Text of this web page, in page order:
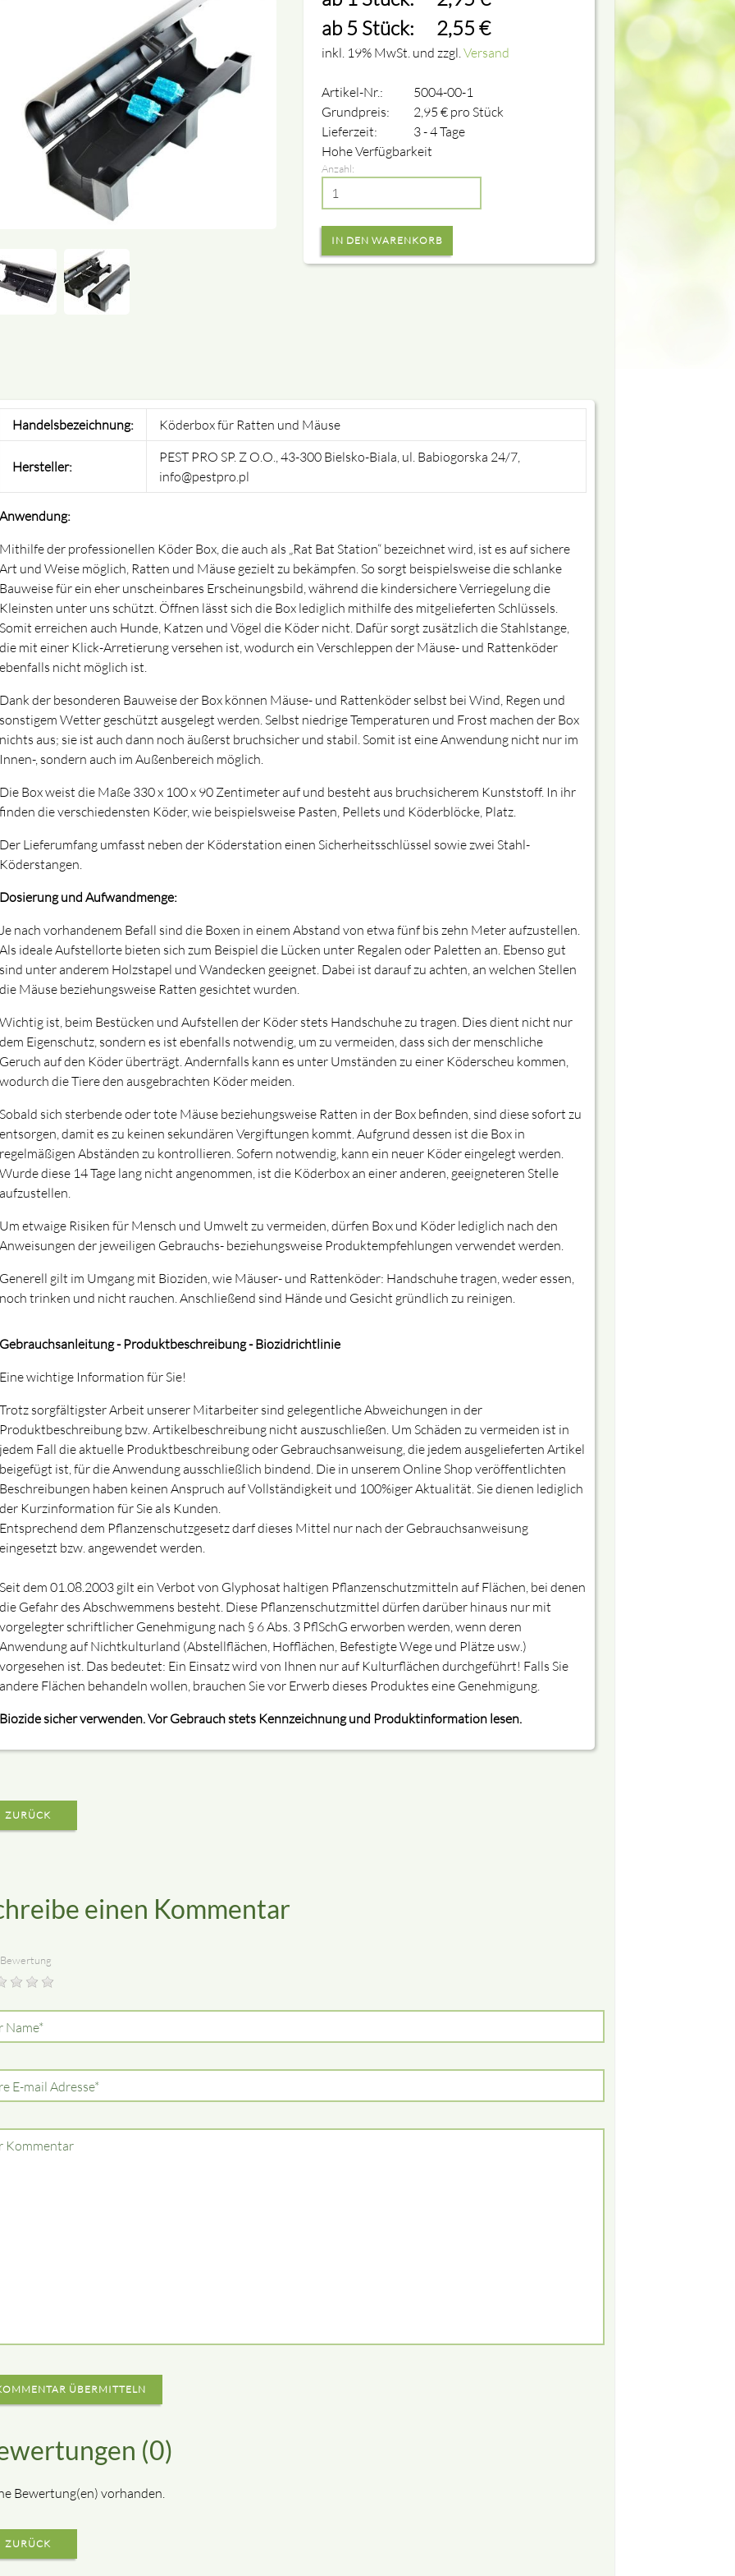
ab 5 Stück:
2,55 €
inkl. 19% MwSt. und zzgl.Versand
Artikel-Nr.:
5004-00-1
Grundpreis:
2,95 €pro Stück
Lieferzeit:
3 - 4 Tage
Hohe Verfügbarkeit
Anzahl:
Handelsbezeichnung: Köderbox für Ratten und Mäuse
Hersteller:
PEST PRO SP. Z O.O., 43-300 Bielsko-Biala, ul. Babiogorska 24/7,
info@pestpro.pl
Anwendung:
Mithilfe der professionellen Köder Box, die auch als „Rat Bat Station“ bezeichnet wird, ist es auf sichere
Art und Weise möglich, Ratten und Mäuse gezielt zu bekämpfen. So sorgt beispielsweise die schlanke
Bauweise für ein eher unscheinbares Erscheinungsbild, während die kindersichere Verriegelung die
Kleinsten unter uns schützt. Öffnen lässt sich die Box lediglich mithilfe des mitgelieferten Schlüssels.
Somit erreichen auch Hunde, Katzen und Vögel die Köder nicht. Dafür sorgt zusätzlich die Stahlstange,
die mit einer Klick-Arretierung versehen ist, wodurch ein Verschleppen der Mäuse- und Rattenköder
ebenfalls nicht möglich ist.
Dank der besonderen Bauweise der Box können Mäuse- und Rattenköder selbst bei Wind, Regen und
sonstigem Wetter geschützt ausgelegt werden. Selbst niedrige Temperaturen und Frost machen der Box
nichts aus; sie ist auch dann noch äußerst bruchsicher und stabil. Somit ist eine Anwendung nicht nur im
Innen-, sondern auch im Außenbereich möglich.
Die Box weist die Maße 330 x 100 x 90 Zentimeter auf und besteht aus bruchsicherem Kunststoff. In ihr
finden die verschiedensten Köder, wie beispielsweise Pasten, Pellets und Köderblöcke, Platz.
Der Lieferumfang umfasst neben der Köderstation einen Sicherheitsschlüssel sowie zwei Stahl-
Köderstangen.
Dosierung und Aufwandmenge:
Je nach vorhandenem Befall sind die Boxen in einem Abstand von etwa fünf bis zehn Meter aufzustellen.
Als ideale Aufstellorte bieten sich zum Beispiel die Lücken unter Regalen oder Paletten an. Ebenso gut
sind unter anderem Holzstapel und Wandecken geeignet. Dabei ist darauf zu achten, an welchen Stellen
die Mäuse beziehungsweise Ratten gesichtet wurden.
Wichtig ist, beim Bestücken und Aufstellen der Köder stets Handschuhe zu tragen. Dies dient nicht nur
dem Eigenschutz, sondern es ist ebenfalls notwendig, um zu vermeiden, dass sich der menschliche
Geruch auf den Köder überträgt. Andernfalls kann es unter Umständen zu einer Köderscheu kommen,
wodurch die Tiere den ausgebrachten Köder meiden.
Sobald sich sterbende oder tote Mäuse beziehungsweise Ratten in der Box befinden, sind diese sofort zu
entsorgen, damit es zu keinen sekundären Vergiftungen kommt. Aufgrund dessen ist die Box in
regelmäßigen Abständen zu kontrollieren. Sofern notwendig, kann ein neuer Köder eingelegt werden.
Wurde diese 14 Tage lang nicht angenommen, ist die Köderbox an einer anderen, geeigneteren Stelle
aufzustellen.
Um etwaige Risiken für Mensch und Umwelt zu vermeiden, dürfen Box und Köder lediglich nach den
Anweisungen der jeweiligen Gebrauchs- beziehungsweise Produktempfehlungen verwendet werden.
Generell gilt im Umgang mit Bioziden, wie Mäuser- und Rattenköder: Handschuhe tragen, weder essen,
noch trinken und nicht rauchen. Anschließend sind Hände und Gesicht gründlich zu reinigen.
Gebrauchsanleitung - Produktbeschreibung - Biozidrichtlinie
Eine wichtige Information für Sie!
Trotz sorgfältigster Arbeit unserer Mitarbeiter sind gelegentliche Abweichungen in der
Produktbeschreibung bzw. Artikelbeschreibung nicht auszuschließen. Um Schäden zu vermeiden ist in
jedem Fall die aktuelle Produktbeschreibung oder Gebrauchsanweisung, die jedem ausgelieferten Artikel
beigefügt ist, für die Anwendung ausschließlich bindend. Die in unserem Online Shop veröffentlichten
Beschreibungen haben keinen Anspruch auf Vollständigkeit und 100%iger Aktualität. Sie dienen lediglich
der Kurzinformation für Sie als Kunden.
Entsprechend dem Pflanzenschutzgesetz darf dieses Mittel nur nach der Gebrauchsanweisung
eingesetzt bzw. angewendet werden.
Seit dem 01.08.2003 gilt ein Verbot von Glyphosat haltigen Pflanzenschutzmitteln auf Flächen, bei denen
die Gefahr des Abschwemmens besteht. Diese Pflanzenschutzmittel dürfen darüber hinaus nur mit
vorgelegter schriftlicher Genehmigung nach § 6 Abs. 3 PflSchG erworben werden, wenn deren
Anwendung auf Nichtkulturland (Abstellflächen, Hofflächen, Befestigte Wege und Plätze usw.)
vorgesehen ist. Das bedeutet: Ein Einsatz wird von Ihnen nur auf Kulturflächen durchgeführt! Falls Sie
andere Flächen behandeln wollen, brauchen Sie vor Erwerb dieses Produktes eine Genehmigung.
Biozide sicher verwenden. Vor Gebrauch stets Kennzeichnung und Produktinformation lesen.
ZURÜCK
einen Kommentar
Name*
E-mail Adresse*
Kommentar
ÜBERMITTELN
(0)
Bewertung(en) vorhanden.
ZURÜCK